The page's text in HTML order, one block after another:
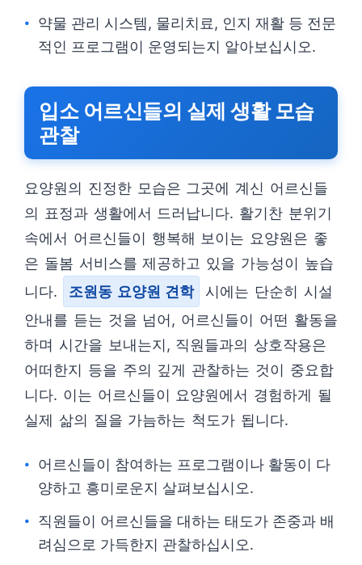
약물 관리 시스템, 물리치료, 인지 재활 등 전문
적인 프로그램이 운영되는지 알아보십시오.
입소 어르신들의 실제 생활 모습
관찰
요양원의 진정한 모습은 그곳에 계신 어르신들
의 표정과 생활에서 드러납니다. 활기찬 분위기
속에서 어르신들이 행복해 보이는 요양원은 좋
은 돌봄 서비스를 제공하고 있을 가능성이 높습
니다.
조원동 요양원 견학
시에는 단순히 시설
안내를 듣는 것을 넘어, 어르신들이 어떤 활동을
하며 시간을 보내는지, 직원들과의 상호작용은
어떠한지 등을 주의 깊게 관찰하는 것이 중요합
니다. 이는 어르신들이 요양원에서 경험하게 될
실제 삶의 질을 가늠하는 척도가 됩니다.
어르신들이 참여하는 프로그램이나 활동이 다
양하고 흥미로운지 살펴보십시오.
직원들이 어르신들을 대하는 태도가 존중과 배
려심으로 가득한지 관찰하십시오.